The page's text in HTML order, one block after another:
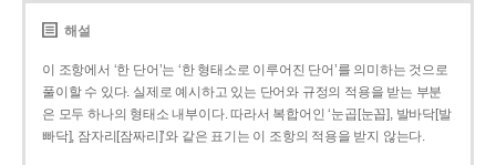
해설
이 조항에서 ‘한 단어’는 ‘한 형태소로 이루어진 단어’를 의미하는 것으로
풀이할 수 있다. 실제로 예시하고 있는 단어와 규정의 적용을 받는 부분
은 모두 하나의 형태소 내부이다. 따라서 복합어인 ‘눈곱[눈꼽], 발바닥[발
빠닥], 잠자리[잠짜리]’와 같은 표기는 이 조항의 적용을 받지 않는다.